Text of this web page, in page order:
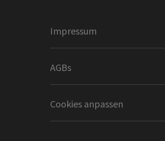
Impressum
AGBs
Cookies anpassen